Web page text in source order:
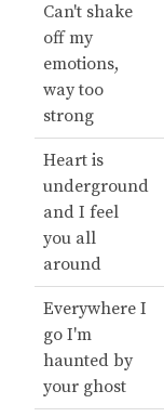
Can't shake
off my
emotions,
way too
strong
Heart is
underground
and I feel
you all
around
Everywhere I
go I'm
haunted by
your ghost